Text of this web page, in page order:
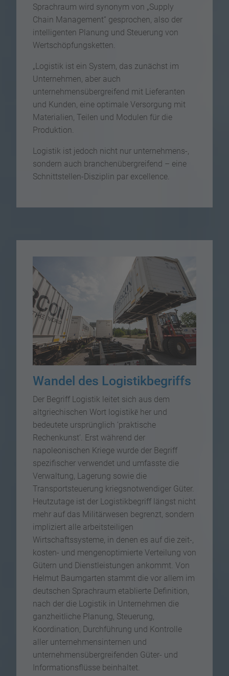
Sprachraum wird synonym von „Supply
Chain Management“ gesprochen, also der
intelligenten Planung und Steuerung von
Wertschöpfungsketten.
„Logistik ist ein System, das zunächst im
Unternehmen, aber auch
unternehmensübergreifend mit Lieferanten
und Kunden, eine optimale Versorgung mit
Materialien, Teilen und Modulen für die
Produktion.
Logistik ist jedoch nicht nur unternehmens-,
sondern auch branchenübergreifend – eine
Schnittstellen-Disziplin par excellence.
Wandel des Logistikbegriffs
Der Begriff Logistik leitet sich aus dem
altgriechischen Wort logistikē her und
bedeutete ursprünglich ‘praktische
Rechenkunst‘. Erst während der
napoleonischen Kriege wurde der Begriff
spezifischer verwendet und umfasste die
Verwaltung, Lagerung sowie die
Transportsteuerung kriegsnotwendiger Güter.
Heutzutage ist der Logistikbegriff längst nicht
mehr auf das Militärwesen begrenzt, sondern
impliziert alle arbeitsteiligen
Wirtschaftssysteme, in denen es auf die zeit-,
kosten- und mengenoptimierte Verteilung von
Gütern und Dienstleistungen ankommt. Von
Helmut Baumgarten stammt die vor allem im
deutschen Sprachraum etablierte Definition,
nach der die Logistik in Unternehmen die
ganzheitliche Planung, Steuerung,
Koordination, Durchführung und Kontrolle
aller unternehmensinternen und
unternehmensübergreifenden Güter- und
Informationsflüsse beinhaltet.